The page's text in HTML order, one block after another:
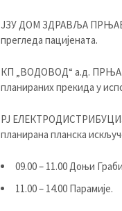
ЈЗУ ДОМ ЗДРАВЉА
прегледа пацијената.
КП „ВОДОВОД“ а.д.
планираних прекида у
РЈ
планирана планска
09.00 – 11.00 Доњи
11.00 – 14.00 Парамије.